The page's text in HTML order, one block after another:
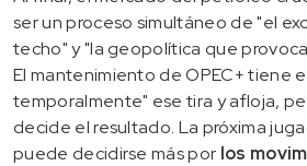
ser un proceso simultáneo de "el
techo" y "la geopolítica que
El mantenimiento de OPEC+ tiene
temporalmente" ese tira y afloja,
decide el resultado. La próxima
puede decidirse más por los